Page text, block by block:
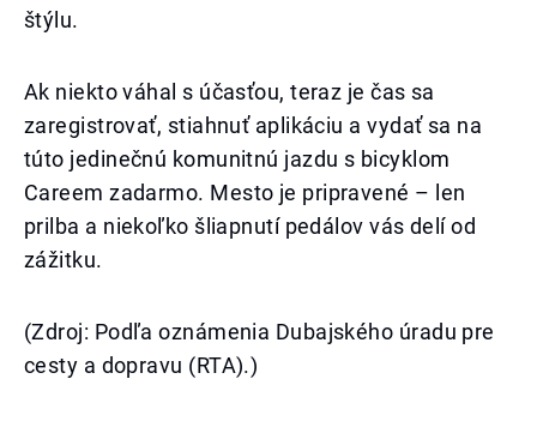
štýlu.
Ak niekto váhal s účasťou, teraz je čas sa
zaregistrovať, stiahnuť aplikáciu a vydať sa na
túto jedinečnú komunitnú jazdu s bicyklom
Careem zadarmo. Mesto je pripravené – len
prilba a niekoľko šliapnutí pedálov vás delí od
zážitku.
(Zdroj: Podľa oznámenia Dubajského úradu pre
cesty a dopravu (RTA).)